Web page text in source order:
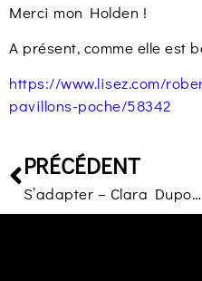
Merci mon Holden !
A présent, comme elle est
https://www.lisez.com/
pavillons-poche/58342
PRÉCÉDENT
S’adapter – Clara Dupont-Monod – Stock